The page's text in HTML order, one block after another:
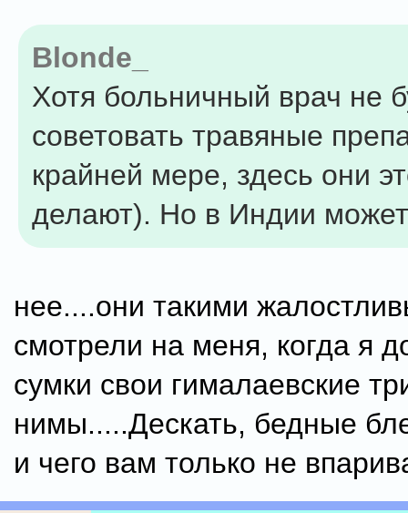
Blonde_
Хотя больничный врач не
советовать травяные
крайней мере, здесь они
делают). Но в Индии
нее....они такими
смотрели на меня, когда я
сумки свои гималаевские
нимы.....Дескать, бедные
и чего вам только не